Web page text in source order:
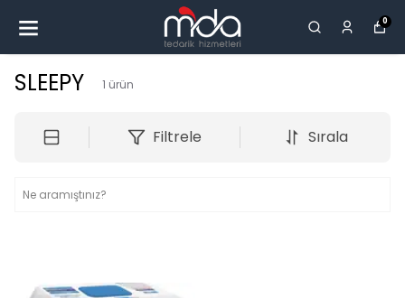
0
SLEEPY 1 ürün
Filtrele Sırala